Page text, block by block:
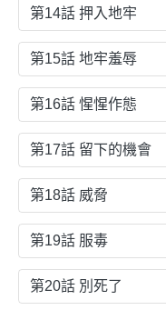
第14話 押入地牢
第15話 地牢羞辱
第16話 惺惺作態
第17話 留下的機會
第18話 威脅
第19話 服毒
第20話 別死了